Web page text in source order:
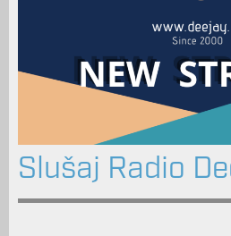
Slušaj Radio